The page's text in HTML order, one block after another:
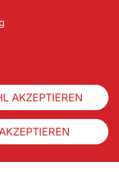
AKZEPTIEREN